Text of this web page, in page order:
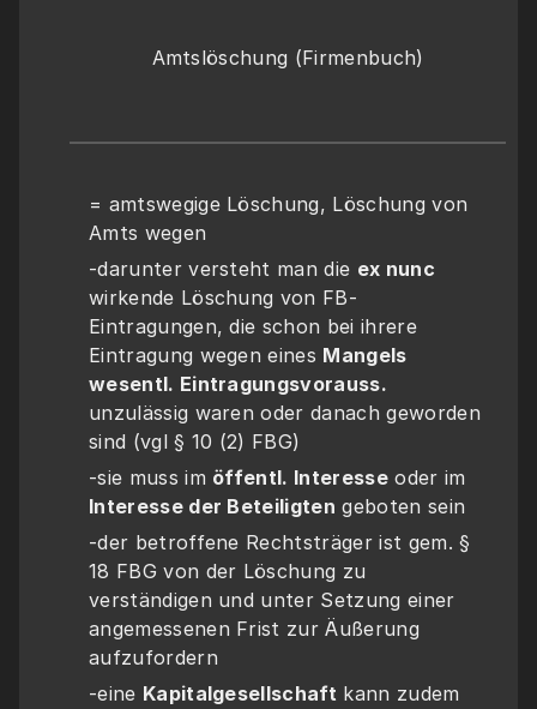
Amtslöschung (Firmenbuch)
= amtswegige Löschung, Löschung von
Amts wegen
-darunter versteht man die ex nunc
wirkende Löschung von FB-
Eintragungen, die schon bei ihrere
Eintragung wegen eines Mangels
wesentl. Eintragungsvorauss.
unzulässig waren oder danach geworden
sind (vgl § 10 (2) FBG)
-sie muss im öffentl. Interesse
Interesse der Beteiligten geboten sein
-der betroffene Rechtsträger ist gem. §
18 FBG von der Löschung zu
verständigen und unter Setzung einer
angemessenen Frist zur Äußerung
aufzufordern
-eine Kapitalgesellschaft kann zudem